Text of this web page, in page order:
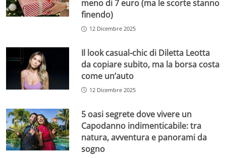
meno di 7 euro (ma le scorte stanno
finendo)
12 Dicembre 2025
Il look casual-chic di Diletta Leotta
da copiare subito, ma la borsa costa
come un’auto
12 Dicembre 2025
5 oasi segrete dove vivere un
Capodanno indimenticabile: tra
natura, avventura e panorami da
sogno